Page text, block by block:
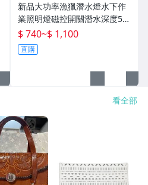
新品大功率漁獵潛水燈水下作
業照明燈磁控開關潛水深度50
米高流明
$ 740~$ 1,100
直購
看全部